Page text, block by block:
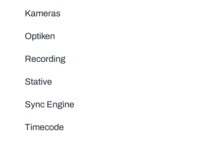
Kameras
Optiken
Recording
Stative
Sync Engine
Timecode